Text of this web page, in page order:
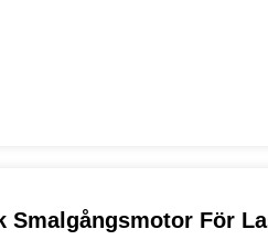
Smalgångsmotor För